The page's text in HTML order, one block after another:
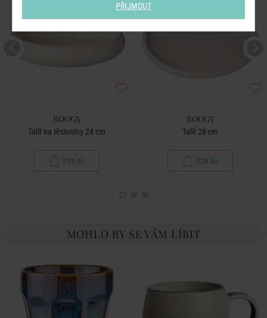
BOOGY
Talíř na těstoviny 24 cm
399 Kč
BOOGY
Talíř 28 cm
329 Kč
MOHLO BY SE VÁM LÍBIT
PŘIJMOUT